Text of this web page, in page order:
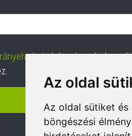
Az oldal
Az oldal sütiket
böngészési
elolvastam és